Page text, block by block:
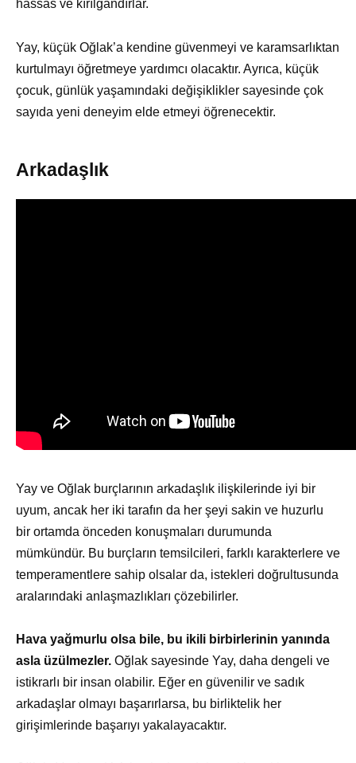
hassas ve kırılgandırlar.
Yay, küçük Oğlak’a kendine güvenmeyi ve karamsarlıktan
kurtulmayı öğretmeye yardımcı olacaktır. Ayrıca, küçük
çocuk, günlük yaşamındaki değişiklikler sayesinde çok
sayıda yeni deneyim elde etmeyi öğrenecektir.
Arkadaşlık
Yay ve Oğlak burçlarının arkadaşlık ilişkilerinde iyi bir
uyum, ancak her iki tarafın da her şeyi sakin ve huzurlu
bir ortamda önceden konuşmaları durumunda
mümkündür. Bu burçların temsilcileri, farklı karakterlere ve
temperamentlere sahip olsalar da, istekleri doğrultusunda
aralarındaki anlaşmazlıkları çözebilirler.
Hava yağmurlu olsa bile, bu ikili birbirlerinin yanında
asla üzülmezler. Oğlak sayesinde Yay, daha dengeli ve
istikrarlı bir insan olabilir. Eğer en güvenilir ve sadık
arkadaşlar olmayı başarırlarsa, bu birliktelik her
girişimlerinde başarıyı yakalayacaktır.